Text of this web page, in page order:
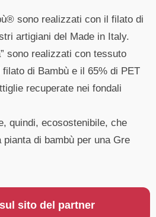
sono realizzati con il filato di
artigiani del Made in Italy.
sono realizzati con tessuto
filato di Bambù e il 65% di PET
recuperate nei fondali
quindi, ecosostenibile, che
di bambù per una Gre
sito del partner